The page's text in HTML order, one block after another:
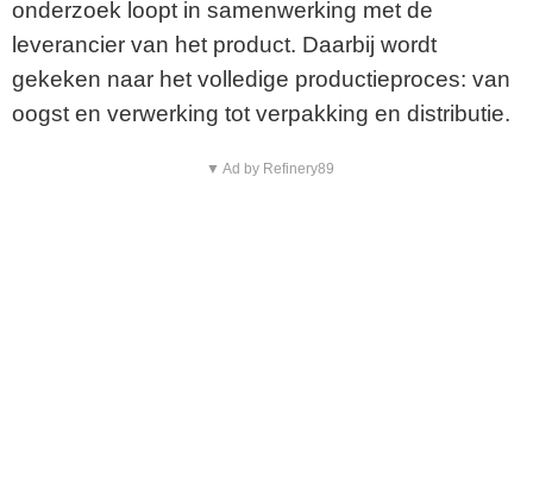
onderzoek loopt in samenwerking met de
leverancier van het product. Daarbij wordt
gekeken naar het volledige productieproces: van
oogst en verwerking tot verpakking en distributie.
▼ Ad by Refinery89